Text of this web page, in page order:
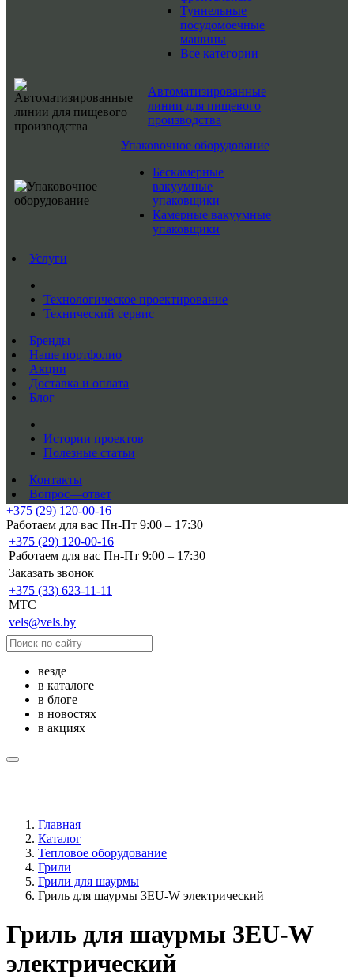
Туннельные
посудомоечные
машины
Все категории
Автоматизированные
линии для пищевого
производства
Упаковочное оборудование
Бескамерные
вакуумные
упаковщики
Камерные вакуумные
упаковщики
Услуги
Технологическое проектирование
Технический сервис
Бренды
Наше портфолио
Акции
Доставка и оплата
Блог
Истории проектов
Полезные статьи
Контакты
Вопрос—ответ
+375 (29) 120-00-16
Работаем для вас Пн-Пт 9:00 – 17:30
+375 (29) 120-00-16
Работаем для вас Пн-Пт 9:00 – 17:30
Заказать звонок
+375 (33) 623-11-11
MTC
vels@vels.by
везде
в каталоге
в блоге
в новостях
в акциях
Главная
Каталог
Тепловое оборудование
Грили
Грили для шаурмы
Гриль для шаурмы 3EU-W электрический
Гриль для шаурмы 3EU-W
электрический